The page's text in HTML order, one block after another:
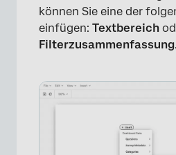
können Sie eine der
einfügen: Textbereich
Filterzusammenfassung.